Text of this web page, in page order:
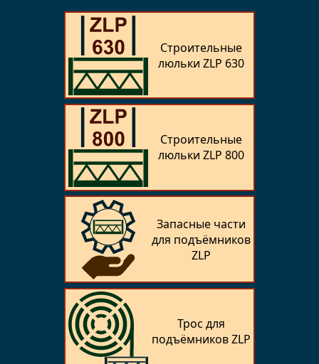
Строительные
люльки ZLP 630
Строительные
люльки ZLP 800
Запасные части
для подъёмников
ZLP
Трос для
подъёмников ZLP